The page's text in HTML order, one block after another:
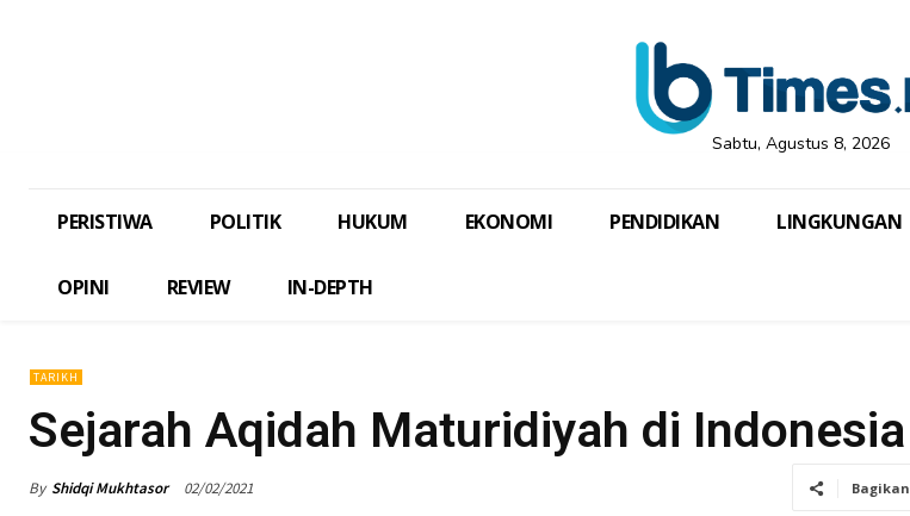
Sabtu, Agustus 8, 2026
PERISTIWA POLITIK HUKUM EKONOMI PENDIDIKAN LINGKUNGAN
OPINI REVIEW IN-DEPTH
TARIKH
Sejarah Aqidah Maturidiyah di Indonesia
By Shidqi Mukhtasor 02/02/2021 Bagikan